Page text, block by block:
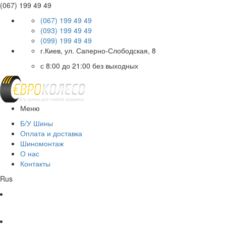
(067) 199 49 49
(067) 199 49 49
(093) 199 49 49
(099) 199 49 49
г.Киев, ул. Саперно-Слободская, 8
с 8:00 до 21:00 без выходных
Меню
Б/У Шины
Оплата и доставка
Шиномонтаж
О нас
Контакты
Rus